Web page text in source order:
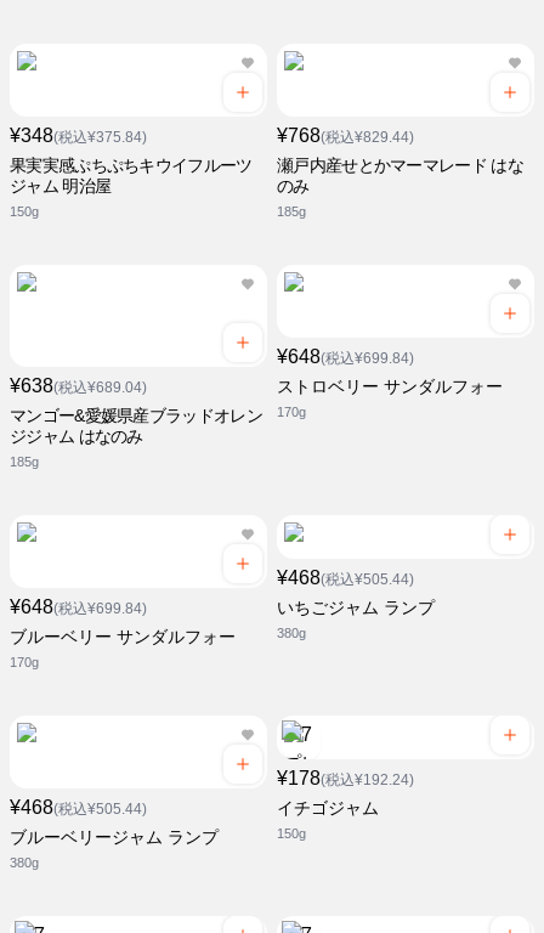
¥348(税込¥375.84)
果実実感ぷちぷちキウイフルーツ
ジャム 明治屋
150g
¥768(税込¥829.44)
瀬戸内産せとかマーマレード はな
のみ
185g
¥638(税込¥689.04)
マンゴー&愛媛県産ブラッドオレン
ジジャム はなのみ
185g
¥648(税込¥699.84)
ストロベリー サンダルフォー
170g
¥648(税込¥699.84)
ブルーベリー サンダルフォー
170g
¥468(税込¥505.44)
いちごジャム ランプ
380g
¥468(税込¥505.44)
ブルーベリージャム ランプ
380g
¥178(税込¥192.24)
イチゴジャム
150g